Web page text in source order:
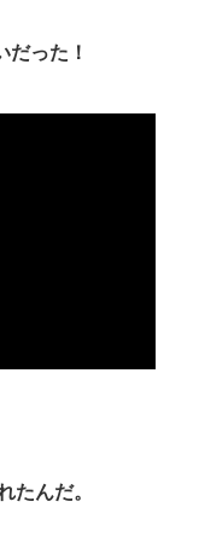
だった！
たんだ。